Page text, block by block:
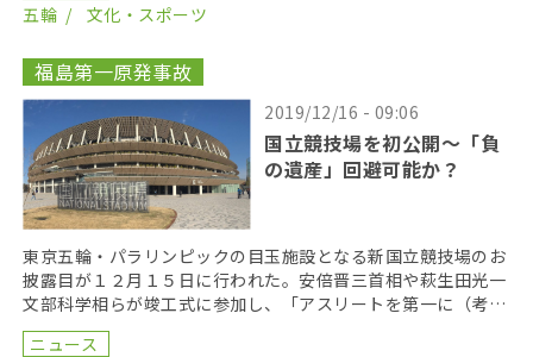
五輪
文化・スポーツ
福島第一原発事故
2019/12/16 - 09:06
国立競技場を初公開〜「負
の遺産」回避可能か？
東京五輪・パラリンピックの目玉施設となる新国立競技場のお
披露目が１２月１５日に行われた。安倍晋三首相や萩生田光一
文部科学相らが竣工式に参加し、「アスリートを第一に（考え
た）世界最高のユニバーサルデザイン、周辺環境との調和 […]
ニュース